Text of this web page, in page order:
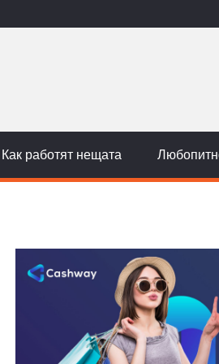
Как работят нещата